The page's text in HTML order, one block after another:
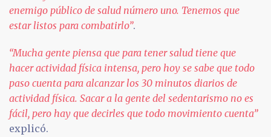
enemigo público de salud número uno. Tenemos que
estar listos para combatirlo”.
“Mucha gente piensa que para tener salud tiene que
hacer actividad física intensa, pero hoy se sabe que todo
paso cuenta para alcanzar los 30 minutos diarios de
actividad física. Sacar a la gente del sedentarismo no es
fácil, pero hay que decirles que todo movimiento cuenta”
explicó.